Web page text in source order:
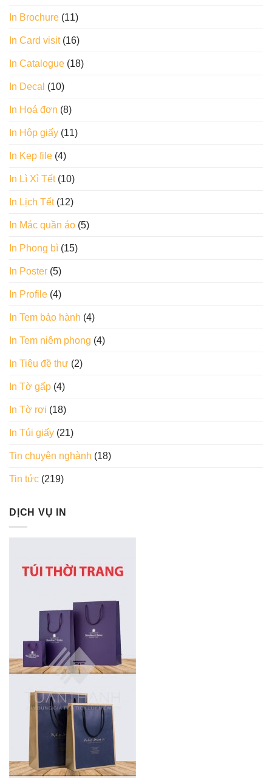
In Brochure (11)
In Card visit(16)
In Catalogue (18)
In Decal (10)
In Hoá đơn (8)
In Hộp giấy (11)
In Kẹp file (4)
In Lì Xì Tết(10)
In Lịch Tết(12)
In Mác quần áo (5)
In Phong bì (15)
In Poster (5)
In Profile (4)
In Tem bảo hành (4)
In Tem niêm phong (4)
In Tiêu đề thư (2)
In Tờ gấp (4)
In Tờ rơi (18)
In Túi giấy (21)
Tin chuyên nghành (18)
Tin tức (219)
DỊCH VỤ IN